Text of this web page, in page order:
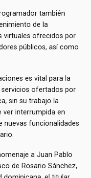
también
de la
virtuales ofrecidos por
públicos, así como
es vital para la
ofertados por
sin su trabajo la
ver interrumpida en
nuevas funcionalidades
a Juan Pablo
de Rosario Sánchez,